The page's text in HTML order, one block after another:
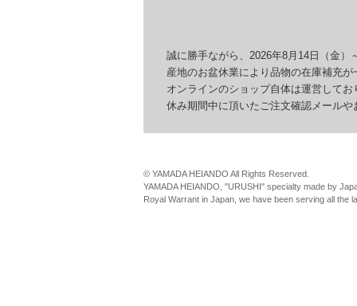
誠に勝手ながら、2026年8月14日（金）
産地のお盆休業により品物の在庫補充が
オンラインのショップ自体は運営してお
休み期間中に頂いたご注文確認メールや
© YAMADA HEIANDO All Rights Reserved.
YAMADA HEIANDO, "URUSHI" specialty made by
Royal Warrant in Japan, we have been serving all the